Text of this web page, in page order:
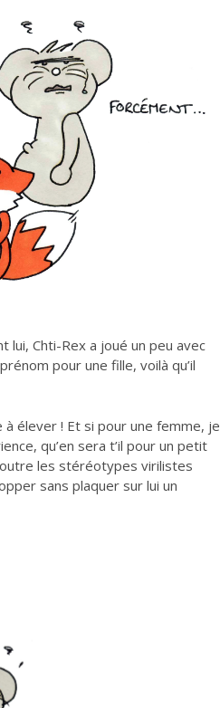
lui, Chti-Rex a joué un peu avec
pour une fille, voilà qu’il
élever ! Et si pour une femme, je
qu’en sera t’il pour un petit
les stéréotypes virilistes
sans plaquer sur lui un